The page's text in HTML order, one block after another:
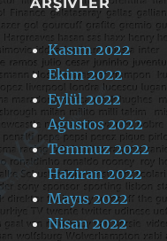
Kasım 2022
Ekim 2022
Eylül 2022
Ağustos 2022
Temmuz 2022
Haziran 2022
Mayıs 2022
Nisan 2022